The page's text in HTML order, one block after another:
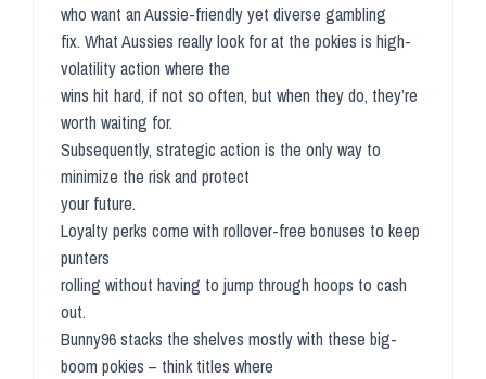
who want an Aussie-friendly yet diverse gambling
fix. What Aussies really look for at the pokies is high-
volatility action where the
wins hit hard, if not so often, but when they do, they’re
worth waiting for.
Subsequently, strategic action is the only way to
minimize the risk and protect
your future.
Loyalty perks come with rollover-free bonuses to keep
punters
rolling without having to jump through hoops to cash
out.
Bunny96 stacks the shelves mostly with these big-
boom pokies – think titles where